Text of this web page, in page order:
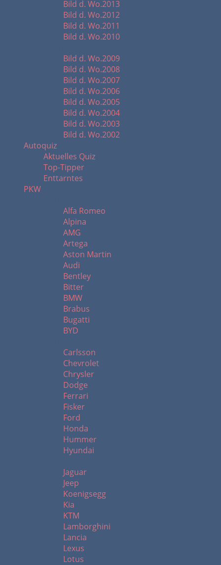
Bild d. Wo.2013
Bild d. Wo.2012
Bild d. Wo.2011
Bild d. Wo.2010
Bild d. Wo.2009
Bild d. Wo.2008
Bild d. Wo.2007
Bild d. Wo.2006
Bild d. Wo.2005
Bild d. Wo.2004
Bild d. Wo.2003
Bild d. Wo.2002
Autoquiz
Aktuelles Quiz
Top-Tipper
Enttarntes
PKW
Alfa Romeo
Alpina
AMG
Artega
Aston Martin
Audi
Bentley
Bitter
BMW
Brabus
Bugatti
BYD
Carlsson
Chevrolet
Chrysler
Dodge
Ferrari
Fisker
Ford
Honda
Hummer
Hyundai
Jaguar
Jeep
Koenigsegg
Kia
KTM
Lamborghini
Lancia
Lexus
Lotus